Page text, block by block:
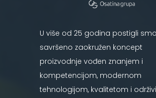
U više od 25 godina postigli smo
savršeno zaokružen koncept
proizvodnje vođen znanjem i
kompetencijom, modernom
tehnologijom, kvalitetom i